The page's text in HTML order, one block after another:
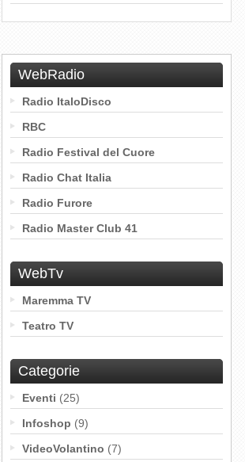
WebRadio
Radio ItaloDisco
RBC
Radio Festival del Cuore
Radio Chat Italia
Radio Furore
Radio Master Club 41
WebTv
Maremma TV
Teatro TV
Categorie
Eventi (25)
Infoshop (9)
VideoVolantino (7)